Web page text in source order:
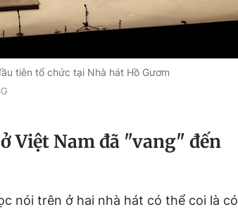
tiên tổ chức tại Nhà hát Hồ Gươm
Việt Nam đã "vang" đến
nói trên ở hai nhà hát có thể coi là có